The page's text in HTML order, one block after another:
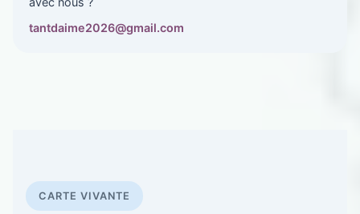
tantdaime2026@gmail.com
CARTE VIVANTE